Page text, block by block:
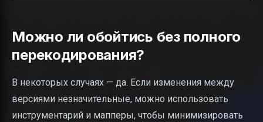
Можно ли обойтись без полного
перекодирования?
В некоторых случаях — да. Если изменения между
версиями незначительные, можно использовать
инструментарий и мапперы, чтобы минимизировать